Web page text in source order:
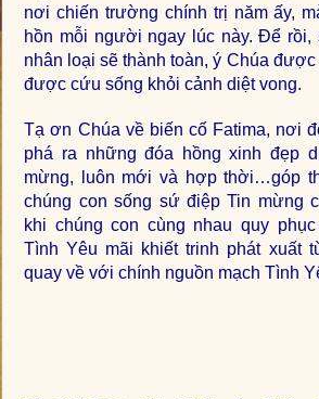
nơi chiến trường chính trị năm ấy,
hồn mỗi người ngay lúc này. Để rồi,
nhân loại sẽ thành toàn, ý Chúa
được cứu sống khỏi cảnh diệt vong.
Tạ ơn Chúa về biến cố Fatima, nơi
phá ra những đóa hồng xinh đẹp
mừng, luôn mới và hợp thời…góp
chúng con sống sứ điệp Tin mừng
khi chúng con cùng nhau quy
Tình Yêu mãi khiết trinh phát xuất
quay về với chính nguồn mạch Tình